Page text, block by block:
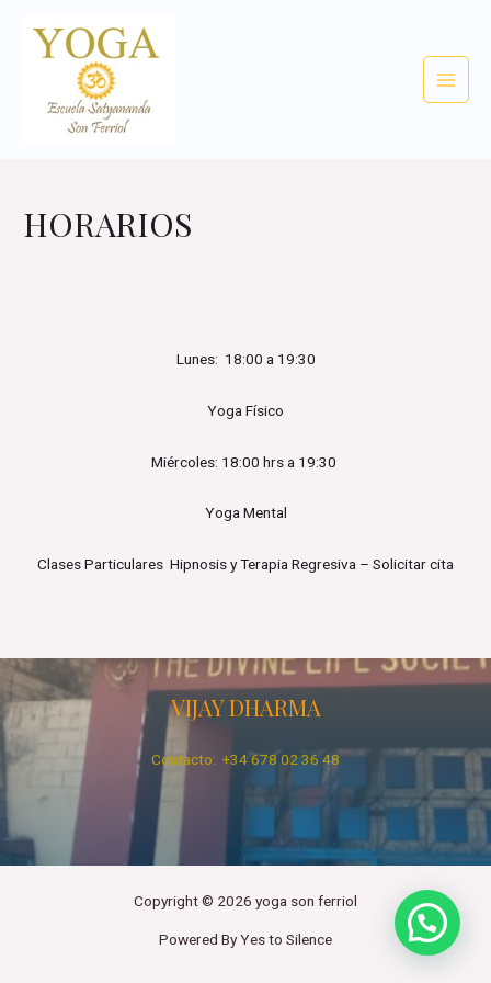
HORARIOS
Lunes: 18:00 a 19:30
Yoga Físico
Miércoles: 18:00 hrs a 19:30
Yoga Mental
Clases Particulares Hipnosis y Terapia Regresiva – Solicitar cita
VIJAY DHARMA
Contacto: +34 678 02 36 48
Copyright © 2026 yoga son ferriol
Powered By Yes to Silence